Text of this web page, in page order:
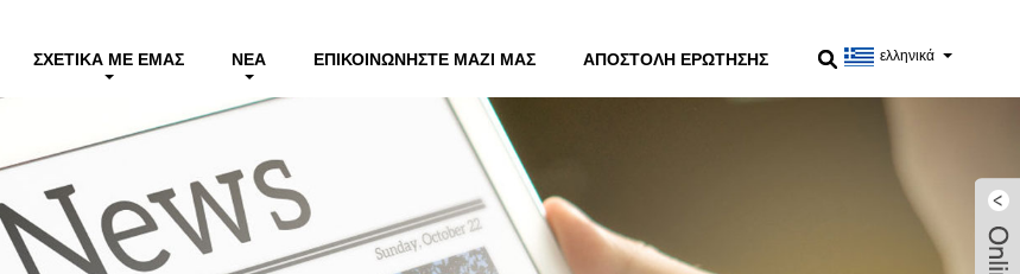
ελληνικά
ΣΧΕΤΙΚΆ ΜΕ ΕΜΆΣ ΝΈΑ ΕΠΙΚΟΙΝΩΝΉΣΤΕ ΜΑΖΊ ΜΑΣ ΑΠΟΣΤΟΛΉ ΕΡΏΤΗΣΗΣ